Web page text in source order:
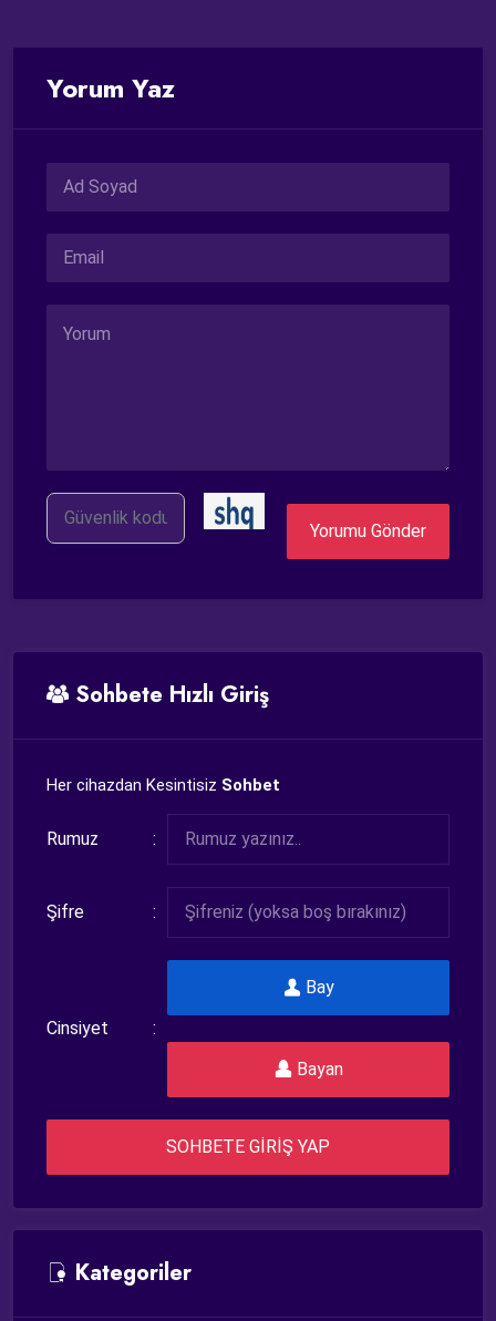
Yorum Yaz
G.
Kodu
Yorumu Gönder
Sohbete Hızlı Giriş
Her cihazdan Kesintisiz Sohbet
Rumuz
Şifre
Cinsiyet
Bay
Bayan
SOHBETE GİRİŞ YAP
Kategoriler